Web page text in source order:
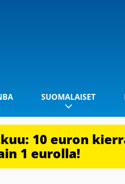
SUOMALAISET
10 euron
1 eurolla!